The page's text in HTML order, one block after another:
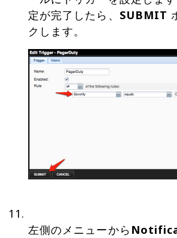
定が完了したら、 SUBMIT
左側のメニューから